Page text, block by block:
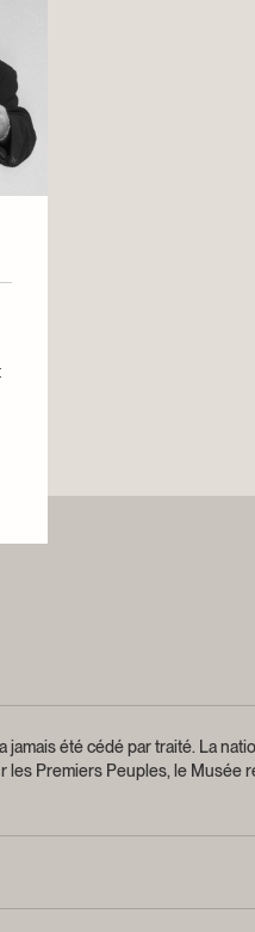
été cédé par traité. La
Premiers Peuples, le Musée